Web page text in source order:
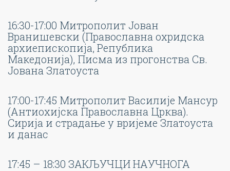
16:30-17:00 Митрополит Јован
Вранишевски (Православна охридска
архиепископија, Република
Македонија), Писма из прогонства Св.
Јована Златоуста
17:00-17:45 Митрополит Василије Мансур
(Антиохијска Православна Црква).
Сирија и страдање у вријеме Златоуста
и данас
17:45 – 18:30 ЗАКЉУЧЦИ НАУЧНОГА